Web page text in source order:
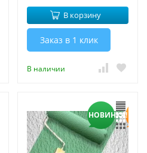
В корзину
Заказ в 1 клик
В наличии
НОВИНКА!